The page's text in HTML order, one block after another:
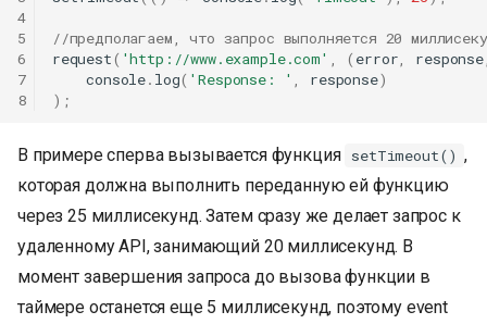
4
5
6
7
8
//предполагаем, что запрос выполняется 20
request( 'http://www.example.com' , ( error, response
console. log( 'Response: ' , response)
);
В примере сперва вызывается функция setTimeout() ,
которая должна выполнить переданную ей функцию
через 25 миллисекунд. Затем сразу же делает запрос к
удаленному API, занимающий 20 миллисекунд. В
момент завершения запроса до вызова функции в
таймере останется еще 5 миллисекунд, поэтому event